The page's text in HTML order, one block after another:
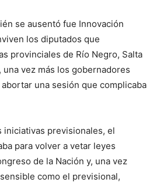
se ausentó fue Innovación
los diputados que
provinciales de Río Negro, Salta
vez más los gobernadores
una sesión que complicaba
iniciativas previsionales, el
para volver a vetar leyes
de la Nación y, una vez
como el previsional,